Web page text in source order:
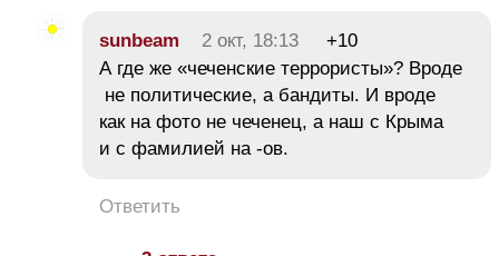
sunbeam 2 окт, 18:13
+10
А где же «чеченские террористы»? Вроде
не политические, а бандиты. И вроде
как на фото не чеченец, а наш с Крыма
и с фамилией на -ов.
Ответить